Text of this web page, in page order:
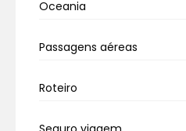
Oceania
Passagens aéreas
Roteiro